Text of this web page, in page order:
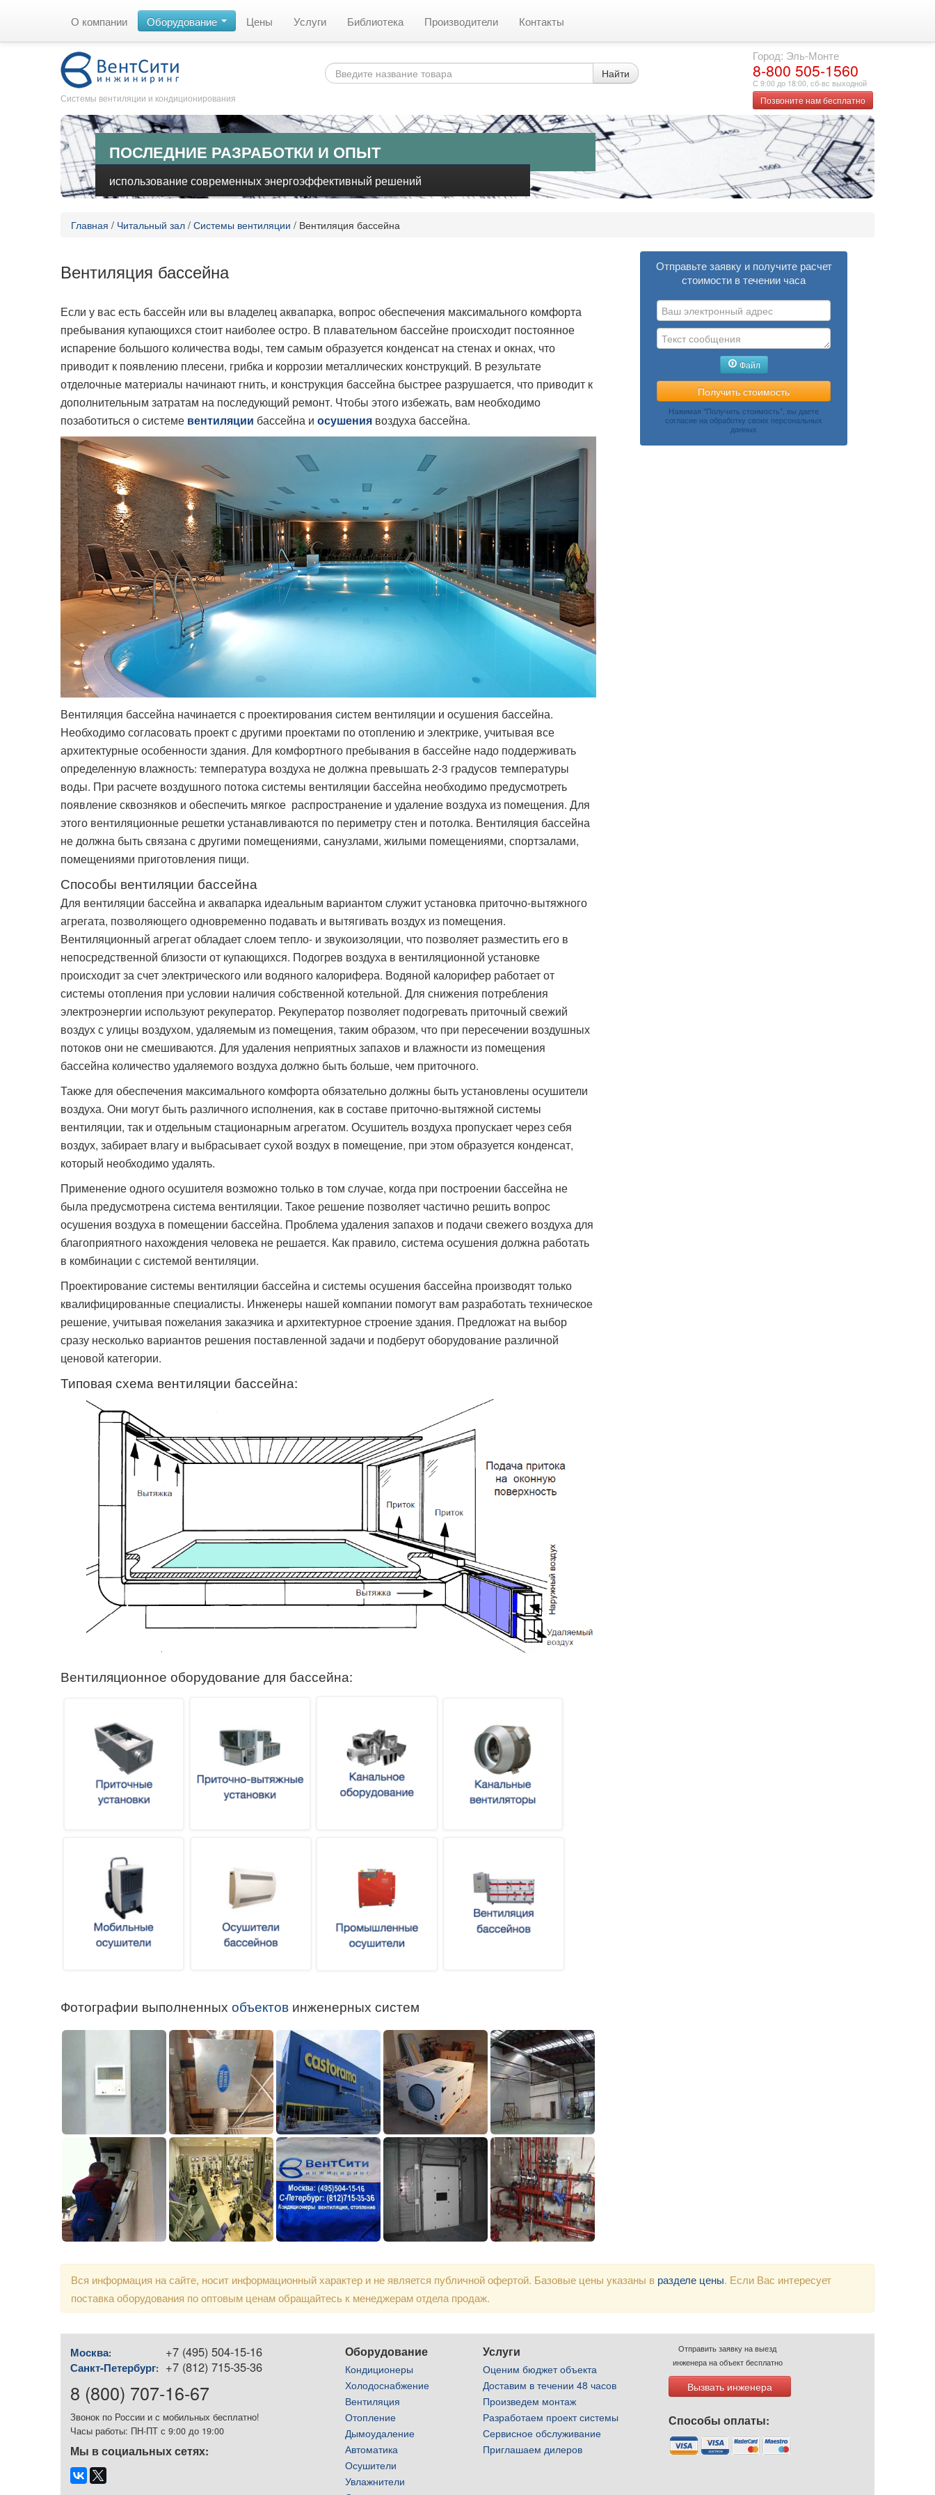
О компании Оборудование Цены Услуги Библиотека Производители Контакты
Системы вентиляции и кондиционирования
Найти
Город: Эль-Монте
8-800 505-1560
С 9:00 до 18:00, сб-вс выходной
Позвоните нам бесплатно
ПОСЛЕДНИЕ РАЗРАБОТКИ И ОПЫТ
использование современных энергоэффективный решений
Главная / Читальный зал / Системы вентиляции / Вентиляция бассейна
Вентиляция бассейна
Если у вас есть бассейн или вы владелец аквапарка, вопрос обеспечения максимального комфорта
пребывания купающихся стоит наиболее остро. В плавательном бассейне происходит постоянное
испарение большого количества воды, тем самым образуется конденсат на стенах и окнах, что
приводит к появлению плесени, грибка и коррозии металлических конструкций. В результате
отделочные материалы начинают гнить, и конструкция бассейна быстрее разрушается, что приводит к
дополнительным затратам на последующий ремонт. Чтобы этого избежать, вам необходимо
позаботиться о системе вентиляции бассейна и осушения воздуха бассейна.
Вентиляция бассейна начинается с проектирования систем вентиляции и осушения бассейна.
Необходимо согласовать проект с другими проектами по отоплению и электрике, учитывая все
архитектурные особенности здания. Для комфортного пребывания в бассейне надо поддерживать
определенную влажность: температура воздуха не должна превышать 2-3 градусов температуры
воды. При расчете воздушного потока системы вентиляции бассейна необходимо предусмотреть
появление сквозняков и обеспечить мягкое распространение и удаление воздуха из помещения. Для
этого вентиляционные решетки устанавливаются по периметру стен и потолка. Вентиляция бассейна
не должна быть связана с другими помещениями, санузлами, жилыми помещениями, спортзалами,
помещениями приготовления пищи.
Способы вентиляции бассейна
Для вентиляции бассейна и аквапарка идеальным вариантом служит установка приточно-вытяжного
агрегата, позволяющего одновременно подавать и вытягивать воздух из помещения.
Вентиляционный агрегат обладает слоем тепло- и звукоизоляции, что позволяет разместить его в
непосредственной близости от купающихся. Подогрев воздуха в вентиляционной установке
происходит за счет электрического или водяного калорифера. Водяной калорифер работает от
системы отопления при условии наличия собственной котельной. Для снижения потребления
электроэнергии используют рекуператор. Рекуператор позволяет подогревать приточный свежий
воздух с улицы воздухом, удаляемым из помещения, таким образом, что при пересечении воздушных
потоков они не смешиваются. Для удаления неприятных запахов и влажности из помещения
бассейна количество удаляемого воздуха должно быть больше, чем приточного.
Также для обеспечения максимального комфорта обязательно должны быть установлены осушители
воздуха. Они могут быть различного исполнения, как в составе приточно-вытяжной системы
вентиляции, так и отдельным стационарным агрегатом. Осушитель воздуха пропускает через себя
воздух, забирает влагу и выбрасывает сухой воздух в помещение, при этом образуется конденсат,
который необходимо удалять.
Применение одного осушителя возможно только в том случае, когда при построении бассейна не
была предусмотрена система вентиляции. Такое решение позволяет частично решить вопрос
осушения воздуха в помещении бассейна. Проблема удаления запахов и подачи свежего воздуха для
благоприятного нахождения человека не решается. Как правило, система осушения должна работать
в комбинации с системой вентиляции.
Проектирование системы вентиляции бассейна и системы осушения бассейна производят только
квалифицированные специалисты. Инженеры нашей компании помогут вам разработать техническое
решение, учитывая пожелания заказчика и архитектурное строение здания. Предложат на выбор
сразу несколько вариантов решения поставленной задачи и подберут оборудование различной
ценовой категории.
Типовая схема вентиляции бассейна:
Вентиляционное оборудование для бассейна:
Фотографии выполненных объектов инженерных систем
Отправьте заявку и получите расчет
стоимости в течении часа
Файл
Нажимая "Получить стоимость", вы даете
согласие на обработку своих персональных
данных
Вся информация на сайте, носит информационный характер и не является публичной офертой. Базовые цены указаны в разделе цены. Если Вас интересует
поставка оборудования по оптовым ценам обращайтесь к менеджерам отдела продаж.
Москва: +7 (495) 504-15-16
Санкт-Петербург: +7 (812) 715-35-36
8 (800) 707-16-67
Звонок по России и с мобильных бесплатно!
Часы работы: ПН-ПТ с 9:00 до 19:00
Мы в социальных сетях:
Оборудование
Кондиционеры
Холодоснабжение
Вентиляция
Отопление
Дымоудаление
Автоматика
Осушители
Увлажнители
Услуги
Оценим бюджет объекта
Доставим в течении 48 часов
Произведем монтаж
Разработаем проект системы
Сервисное обслуживание
Приглашаем дилеров
Отправить заявку на выезд
инженера на объект бесплатно
Вызвать инженера
Способы оплаты: